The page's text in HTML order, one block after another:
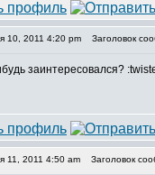
10, 2011 4:20 pm Заголовок
заинтересовался?
11, 2011 4:50 am Заголовок